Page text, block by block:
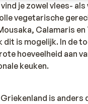
je zowel vlees-
vegetarische
Calamaris
dit is mogelijk. In de
hoeveelheid aan
keuken.
is anders